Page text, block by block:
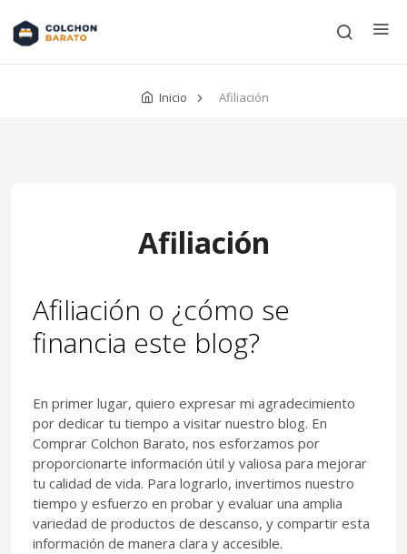
Inicio Afiliación
Afiliación
Afiliación o ¿cómo se
financia este blog?
En primer lugar, quiero expresar mi agradecimiento
por dedicar tu tiempo a visitar nuestro blog. En
Comprar Colchon Barato, nos esforzamos por
proporcionarte información útil y valiosa para mejorar
tu calidad de vida. Para lograrlo, invertimos nuestro
tiempo y esfuerzo en probar y evaluar una amplia
variedad de productos de descanso, y compartir esta
información de manera clara y accesible.